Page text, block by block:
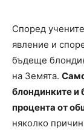
Според
явление и
бъдеще
на Земята.
блондинките и
процента от
няколко